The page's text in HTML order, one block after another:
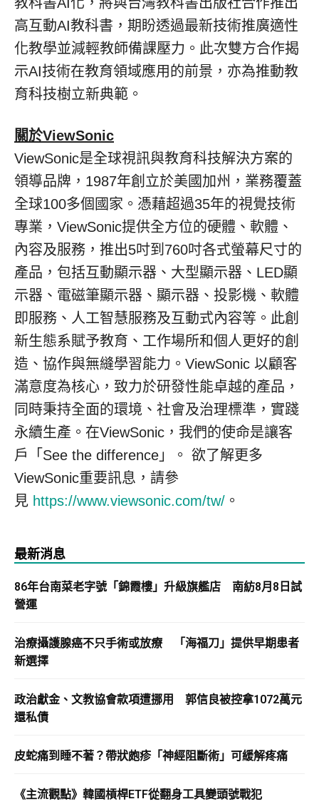
高互動AI教科書，期盼透過最新技術推廣適性
化教學並減輕教師備課壓力。此次雙方合作揭
示AI技術在教育領域應用的前景，亦為推動教
育科技樹立新典範。
關於ViewSonic
ViewSonic是全球視訊與教育科技解決方案的
領導品牌，1987年創立於美國加州，業務覆蓋
全球100多個國家。憑藉超過35年的視覺技術
專業，ViewSonic提供全方位的硬體、軟體、
內容及服務，推出5吋到760吋各式螢幕尺寸的
產品，包括互動顯示器、大型顯示器、LED顯
示器、電磁筆顯示器、顯示器、投影機、軟體
即服務、人工智慧服務及互動式內容等。此創
新生態系賦予教育、工作場所和個人更好的創
造、協作與無縫學習能力。ViewSonic 以顧客
滿意度為核心，致力於研發性能卓越的產品，
同時秉持全面的環境、社會及治理標準，實踐
永續生產。在ViewSonic，我們的使命是讓客
戶
「 See the difference 」
。 欲了解更多
ViewSonic重要訊息，請參
見 https://www.viewsonic.com/tw/ 。
最新消息
86年台南菜老字號「錦霞樓」升級旗艦店 南紡8月8日試
營運
治療攝護腺癌不只手術或放療 「海福刀」提供早期患者
新選擇
政治獻金、文教協會款項遭挪用 郭信良被控拿1072萬元
還私債
皮蛇痛到睡不著？帶狀皰疹「神經阻斷術」可緩解疼痛
《主流觀點》韓國槓桿ETF從翻身工具變頭號戰犯